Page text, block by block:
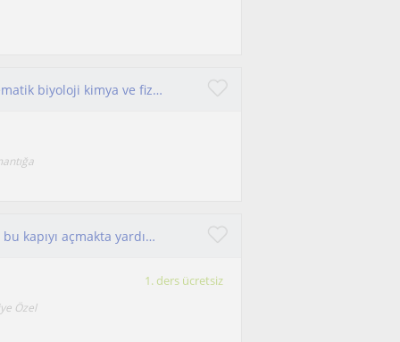
Merhaba. Eczacılık fakültesi mezunuyum. Matematik biyoloji kimya ve fizik dersleri verdim
İngilizce dünyaya açılan bir kapıdır ben de size bu kapıyı açmakta yardımcı olacağım. Derslerim eğlenceli ve neşe dolu.
1. ders ücretsiz
Özel